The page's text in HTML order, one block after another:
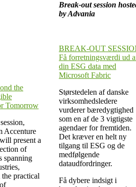
Break-out session
by Advania
the
Tomorrow
Accenture
present a
of
spanning
practical
BREAK-OUT
Få forretningsværdi ud
din ESG data med
Microsoft Fabric
Størstedelen af danske
virksomhedsledere
vurderer bæredygtighed
som en af de 3 vigtigste
agendaer for fremtiden.
Det kræver en helt ny
tilgang til ESG og de
medfølgende
dataudfordringer.
Få dybere indsigt i